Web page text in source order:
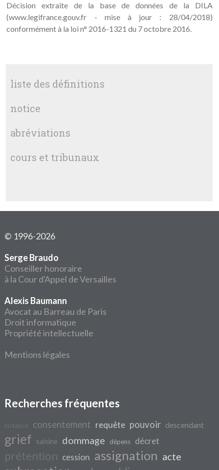
Décision extraite de la base de données de la DILA
(www.legifrance.gouv.fr - mise à jour : 28/04/2018)
conformément à la loi n° 2016-1321 du 7 octobre 2016.
liste des définitions
notice
abréviations
cours et tribunaux
© 1996-2026
Serge Braudo
Conseiller honoraire
à la Cour d'Appel de Versailles
Alexis Baumann
Avocat au Barreau de Paris
Droit informatique
Propriété intellectuelle
Mentions légales
Recherches fréquentes
instance consentement requête pouvoir descendant
grief saisine dommage dépens décret
prétention cession assignation acte